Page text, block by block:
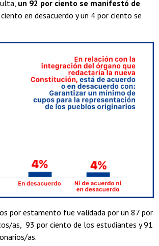
un 92 por ciento se manifestó de
en desacuerdo y un 4 por ciento se
por estamento fue validada por un 87 por
as, 93 por ciento de los estudiantes y 91
as.